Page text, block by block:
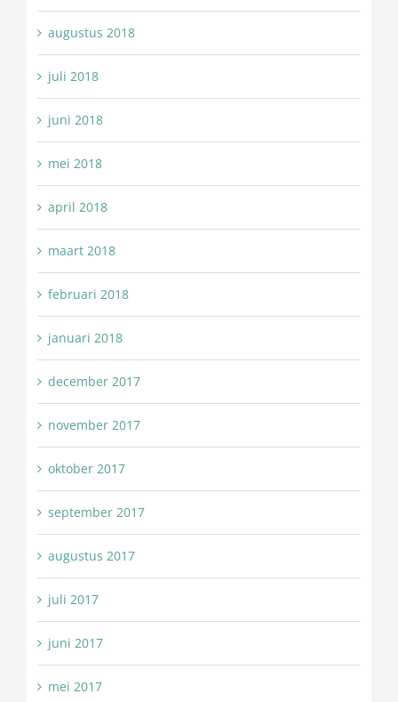
augustus 2018
juli 2018
juni 2018
mei 2018
april 2018
maart 2018
februari 2018
januari 2018
december 2017
november 2017
oktober 2017
september 2017
augustus 2017
juli 2017
juni 2017
mei 2017